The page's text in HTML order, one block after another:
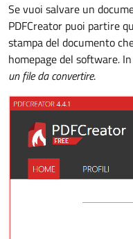
Se vuoi salvare un
PDFCreator puoi partire
stampa del documento
homepage del software.
un file da convertire.